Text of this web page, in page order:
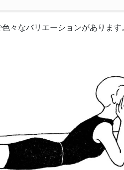
々なバリエーションがあります